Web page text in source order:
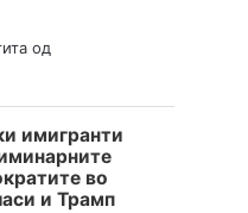
од
имигранти
во
и Трамп